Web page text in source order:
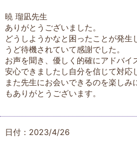
暁 瑠凪先生
ありがとうございました。
どうしようかなと困ったことが発生
うど待機されていて感謝でした。
お声を聞き、優しく的確にアドバイ
安心できましたし自分を信じて対応
また先生にお会いできるのを楽し
もありがとうございます。
日付：2023/4/26